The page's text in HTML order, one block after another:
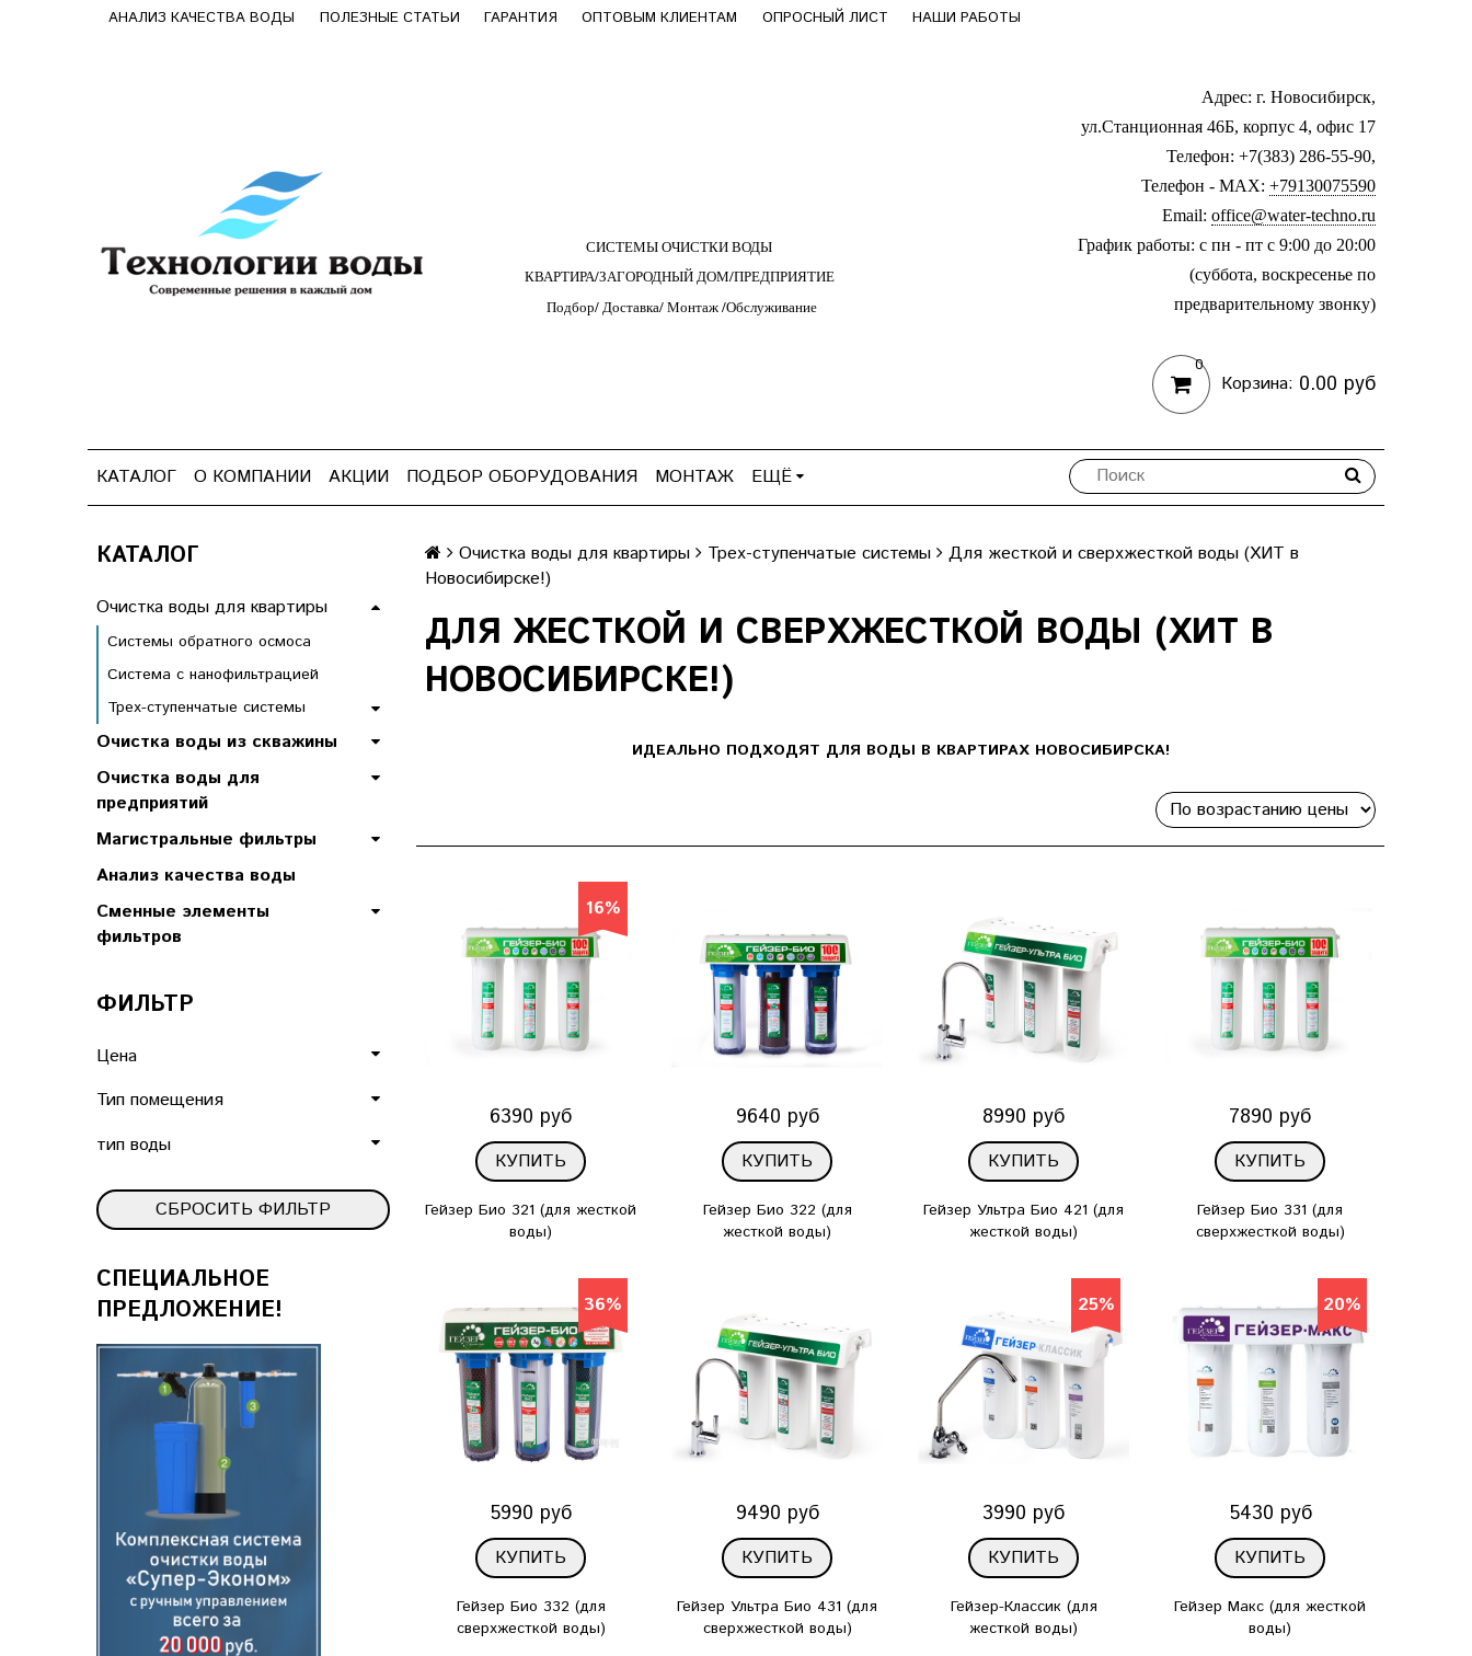
АНАЛИЗ КАЧЕСТВА ВОДЫ ПОЛЕЗНЫЕ СТАТЬИ ГАРАНТИЯ ОПТОВЫМ КЛИЕНТАМ ОПРОСНЫЙ ЛИСТ НАШИ РАБОТЫ
СИСТЕМЫ ОЧИСТКИ ВОДЫ
КВАРТИРА/ЗАГОРОДНЫЙ ДОМ/ПРЕДПРИЯТИЕ
Подбор/Доставка/Монтаж/Обслуживание
Адрес: г. Новосибирск,
ул.Станционная 46Б, корпус 4, офис 17
Телефон: +7(383) 286-55-90,
Телефон - MAX: +79130075590
Email: office@water-techno.ru
График работы: с пн - пт с 9:00 до 20:00
(суббота, воскресенье по
предварительному звонку)
0
Корзина: 0.00 руб
КАТАЛОГ О КОМПАНИИ АКЦИИ ПОДБОР ОБОРУДОВАНИЯ МОНТАЖ ЕЩЁ
КАТАЛОГ
Очистка воды для квартиры
Системы обратного осмоса
Система с нанофильтрацией
Трех-ступенчатые системы
Очистка воды из скважины
Очистка воды для
предприятий
Магистральные фильтры
Анализ качества воды
Сменные элементы
фильтров
ФИЛЬТР
Цена
Тип помещения
тип воды
СБРОСИТЬ ФИЛЬТР
СПЕЦИАЛЬНОЕ
ПРЕДЛОЖЕНИЕ!
Очистка воды для квартиры Трех-ступенчатые системы
Для жесткой и сверхжесткой воды (ХИТ в
Новосибирске!)
ДЛЯ ЖЕСТКОЙ И СВЕРХЖЕСТКОЙ ВОДЫ (ХИТ В
НОВОСИБИРСКЕ!)
ИДЕАЛЬНО ПОДХОДЯТ ДЛЯ ВОДЫ В КВАРТИРАХ НОВОСИБИРСКА!
16%
6390 руб
КУПИТЬ
Гейзер Био 321 (для жесткой
воды)
9640 руб
КУПИТЬ
Гейзер Био 322 (для
жесткой воды)
8990 руб
КУПИТЬ
Гейзер Ультра Био 421 (для
жесткой воды)
7890 руб
КУПИТЬ
Гейзер Био 331 (для
сверхжесткой воды)
36%
5990 руб
КУПИТЬ
Гейзер Био 332 (для
сверхжесткой воды)
9490 руб
КУПИТЬ
Гейзер Ультра Био 431 (для
сверхжесткой воды)
25%
3990 руб
КУПИТЬ
Гейзер-Классик (для
жесткой воды)
20%
5430 руб
КУПИТЬ
Гейзер Макс (для жесткой
воды)